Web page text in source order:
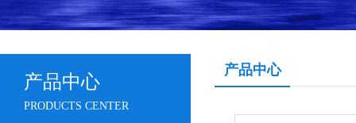
产品中心
PRODUCTS CENTER
产品中心